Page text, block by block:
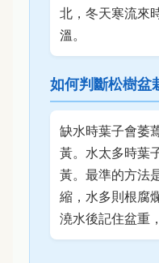
北，冬天寒流來
溫。
如何判斷松樹盆
缺水時葉子會萎
黃。水太多時葉
黃。最準的方法
縮，水多則根腐
澆水後記住盆重